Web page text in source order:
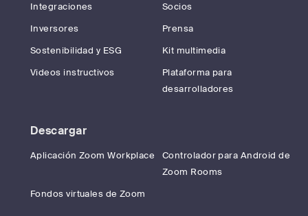
Integraciones
Socios
Inversores
Prensa
Sostenibilidad y ESG
Kit multimedia
Videos instructivos
Plataforma para
desarrolladores
Descargar
Aplicación Zoom Workplace
Controlador para Android de
Zoom Rooms
Fondos virtuales de Zoom